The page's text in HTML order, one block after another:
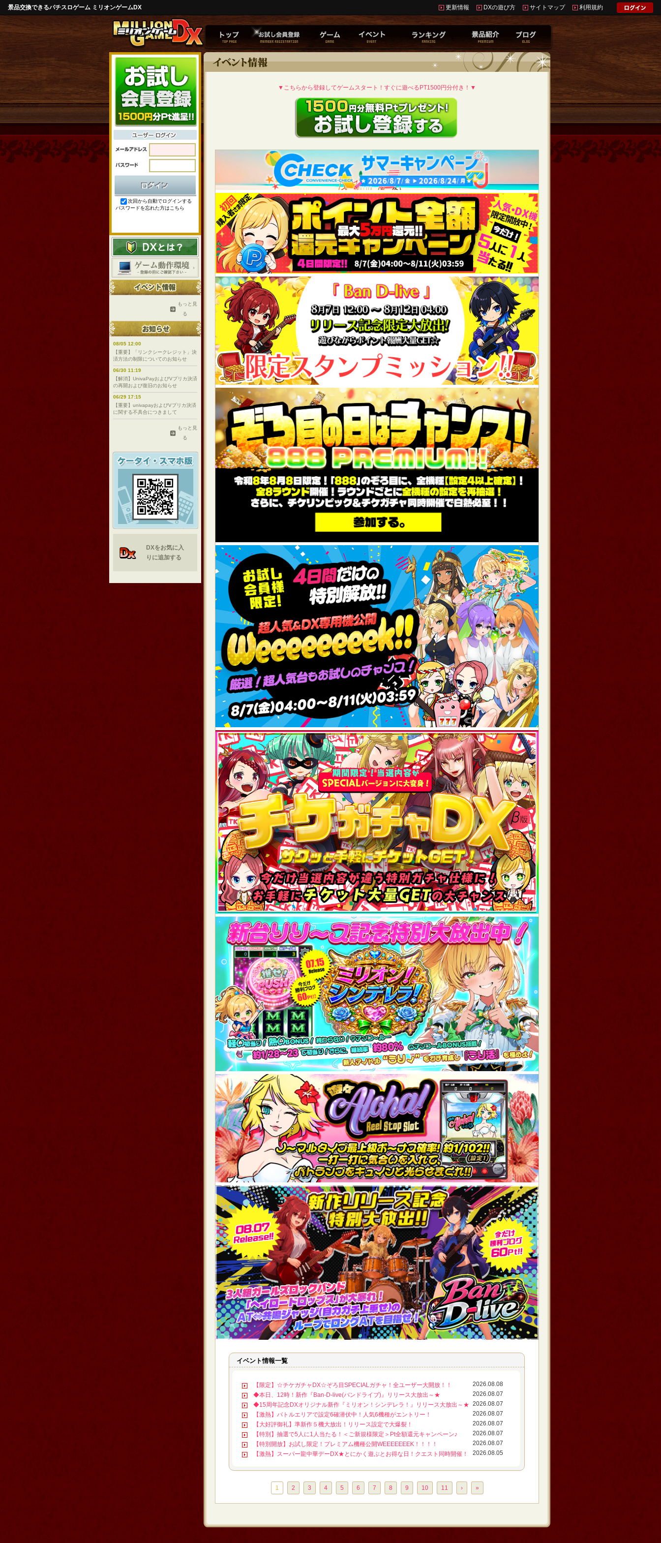
景品交換できるパチスロゲーム ミリオンゲームDX 更新情報 DXの遊び方 サイトマップ 利用規約
次回から自動でログインする
パスワードを忘れた方はこちら
もっと見
る
08/05 12:00
【重要】「リンクシークレジット」決
済方法の制限についてのお知らせ
06/30 11:19
【解消】UnivaPayおよびVプリカ決済
の再開および復旧のお知らせ
06/29 17:15
【重要】univapayおよびVプリカ決済
に関する不具合につきまして
もっと見
る
DXをお気に入
りに追加する
▼こちらから登録してゲームスタート！すぐに遊べるPT1500円分付き！▼
イベント情報一覧
【限定】☆チケガチャDX☆ぞろ目SPECIALガチャ！全ユーザー大開放！！
2026.08.08
◆本日、12時！新作『Ban-D-live(バンドライブ)』リリース大放出～★
2026.08.07
◆15周年記念DXオリジナル新作『ミリオン！シンデレラ！』リリース大放出～★ 2026.08.07
【激熱】バトルエリアで設定6確潜伏中！人気6機種がエントリー！
2026.08.07
【大好評御礼】準新作５機大放出！リリース設定で大爆裂！
2026.08.07
【特別】抽選で5人に1人当たる！＜ご新規様限定＞Pt全額還元キャンペーン♪
2026.08.07
【特別開放】お試し限定！プレミアム機種公開WEEEEEEEK！！！！
2026.08.07
【激熱】スーパー龍中華デーDX★とにかく遊ぶとお得な日！クエスト同時開催！
2026.08.05
1 2 3 4 5 6 7 8 9 10 11 › »